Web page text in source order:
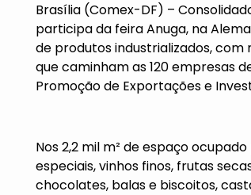
Brasília (Comex-DF) –
participa da feira Anuga, na
de produtos industrializados,
que caminham as 120 empresas
Promoção de Exportações e
Nos 2,2 mil m² de espaço
especiais, vinhos finos, frutas
chocolates, balas e biscoitos,